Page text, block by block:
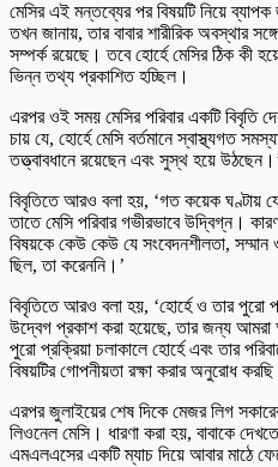
মেসির এই মন্তব্যের পর বিষয়টি নিয়ে
তখন জানায়, তার বাবার শারীরিক অবস্থার
সম্পর্ক রয়েছে। তবে হোর্হে মেসির ঠিক কী
ভিন্ন তথ্য প্রকাশিত হচ্ছিল।
এরপর ওই সময় মেসির পরিবার একটি বিবৃতি
চায় যে, হোর্হে মেসি বর্তমানে স্বাস্থ্যগত
তত্ত্বাবধানে রয়েছেন এবং সুস্থ হয়ে
বিবৃতিতে আরও বলা হয়, ‘গত কয়েক ঘণ্টায়
তাতে মেসি পরিবার গভীরভাবে উদ্বিগ্ন।
বিষয়কে কেউ কেউ যে সংবেদনশীলতা, সম্মান
ছিল, তা করেননি।’
বিবৃতিতে আরও বলা হয়, ‘হোর্হে ও তার পুরো
উদ্বেগ প্রকাশ করা হয়েছে, তার জন্য
পুরো প্রক্রিয়া চলাকালে হোর্হে এবং তার
বিষয়টির গোপনীয়তা রক্ষা করার অনুরোধ
এরপর জুলাইয়ের শেষ দিকে মেজর লিগ
লিওনেল মেসি। ধারণা করা হয়, বাবাকে
এমএলএসের একটি ম্যাচ দিয়ে আবার মাঠে